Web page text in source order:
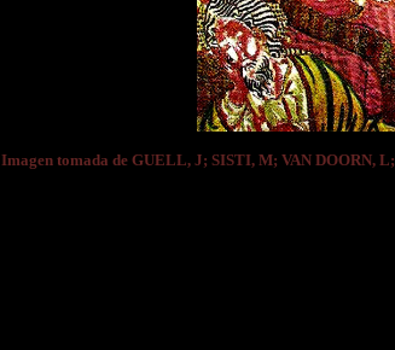
Imagen tomada de GUELL, J; SISTI, M; VAN DOORN, L;